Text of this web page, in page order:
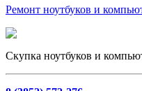
Ремонт ноутбуков и
Скупка ноутбуков и